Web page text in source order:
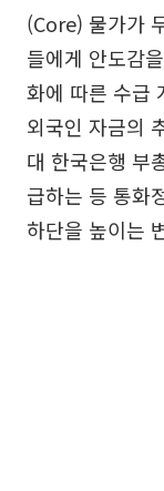
(Core) 물가가
들에게 안도감
화에 따른 수급
외국인 자금의
대 한국은행 부
급하는 등 통화
하단을 높이는